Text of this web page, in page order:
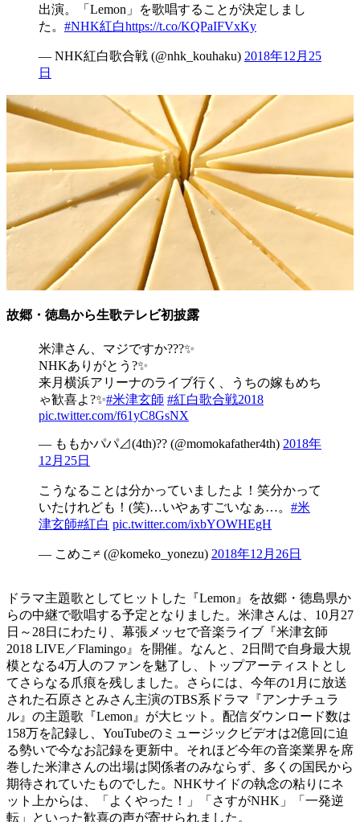
出演。「Lemon」を歌唱することが決定しまし
た。 #NHK紅白https://t.co/KQPaIFVxKy
— NHK紅白歌合戦 (@nhk_kouhaku) 2018年12月25
日
故郷・徳島から生歌テレビ初披露
米津さん、マジですか???✨
NHKありがとう?✨
来月横浜アリーナのライブ行く、うちの嫁もめち
ゃ歓喜よ?✨#米津玄師 #紅白歌合戦2018
pic.twitter.com/f61yC8GsNX
— ももかパパ⊿(4th)?? (@momokafather4th) 2018年
12月25日
こうなることは分かっていましたよ！笑分かって
いたけれども！(笑)…いやぁすごいなぁ…。 #米
津玄師#紅白 pic.twitter.com/ixbYOWHEgH
— こめこ≠ (@komeko_yonezu) 2018年12月26日
ドラマ主題歌としてヒットした『Lemon』を故郷・徳島県か
らの中継で歌唱する予定となりました。米津さんは、10月27
日～28日にわたり、幕張メッセで音楽ライブ『米津玄師
2018 LIVE／Flamingo』を開催。なんと、2日間で自身最大規
模となる4万人のファンを魅了し、トップアーティストとし
てさらなる爪痕を残しました。さらには、今年の1月に放送
された石原さとみさん主演のTBS系ドラマ『アンナチュラ
ル』の主題歌『Lemon』が大ヒット。配信ダウンロード数は
158万を記録し、YouTubeのミュージックビデオは2億回に迫
る勢いで今なお記録を更新中。それほど今年の音楽業界を席
巻した米津さんの出場は関係者のみならず、多くの国民から
期待されていたものでした。NHKサイドの執念の粘りにネ
ット上からは、「よくやった！」「さすがNHK」「一発逆
転」といった歓喜の声が寄せられました。